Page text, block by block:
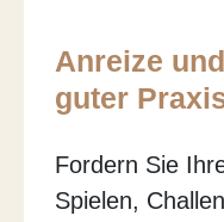
Anreize
guter
Fordern Sie
Spielen,